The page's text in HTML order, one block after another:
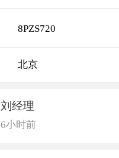
8PZS720
北京
刘经理
6小时前